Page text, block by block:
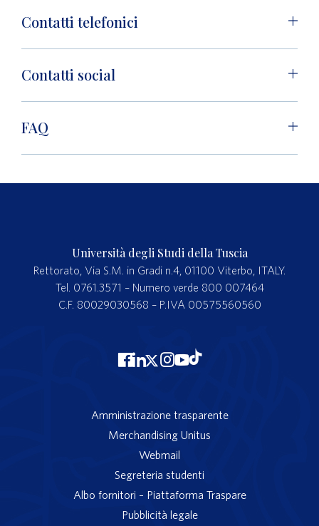
Contatti telefonici
Contatti social
FAQ
Università degli Studi della Tuscia
Rettorato, Via S.M. in Gradi n.4, 01100 Viterbo, ITALY.
Tel. 0761.3571 – Numero verde 800 007464
C.F. 80029030568 – P.IVA 00575560560
Amministrazione trasparente
Merchandising Unitus
Webmail
Segreteria studenti
Albo fornitori – Piattaforma Traspare
Pubblicità legale